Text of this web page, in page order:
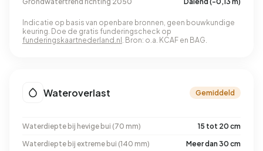
Indicatie op basis van openbare bronnen, geen bouwkundige
keuring. Doe de gratis funderingscheck op
funderingskaartnederland.nl . Bron: o.a. KCAF en BAG.
Wateroverlast Gemiddeld
Waterdiepte bij hevige bui (70 mm)
15 tot 20 cm
Waterdiepte bij extreme bui (140 mm)
Meer dan 30 cm